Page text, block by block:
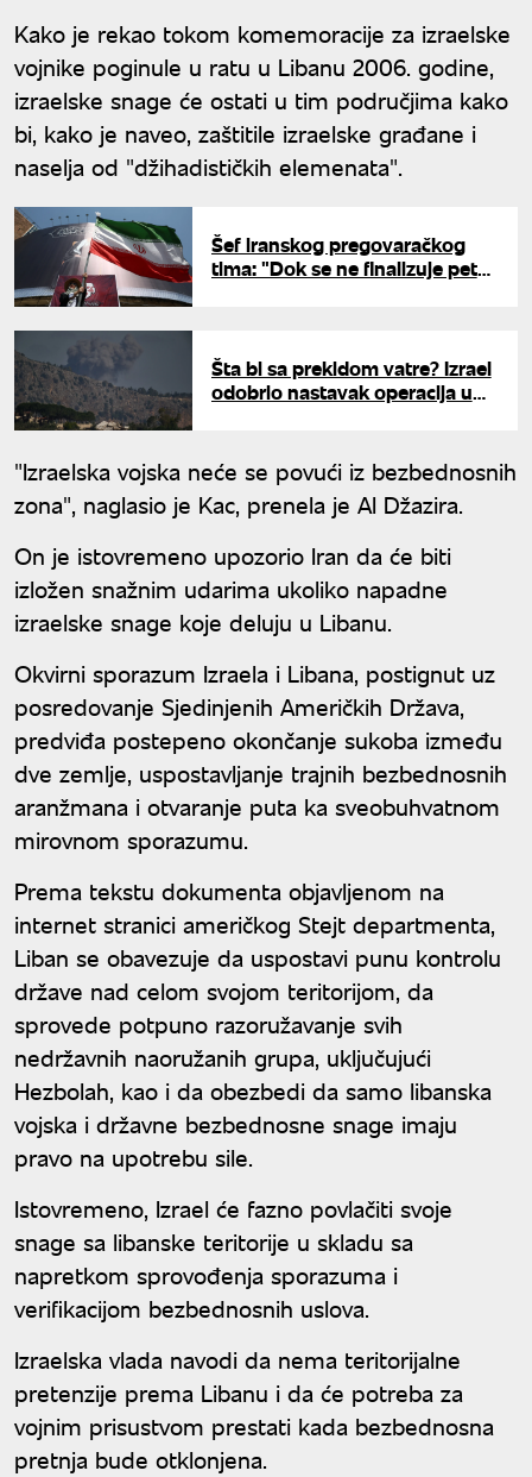
Kako je rekao tokom komemoracije za izraelske
vojnike poginule u ratu u Libanu 2006. godine,
izraelske snage će ostati u tim područjima kako
bi, kako je naveo, zaštitile izraelske građane i
naselja od "džihadističkih elemenata".
Šef iranskog pregovaračkog
tima: "Dok se ne finalizuje pet
Šta bi sa prekidom vatre? Izrael
odobrio nastavak operacija u
"Izraelska vojska neće se povući iz bezbednosnih
zona", naglasio je Kac, prenela je Al Džazira.
On je istovremeno upozorio Iran da će biti
izložen snažnim udarima ukoliko napadne
izraelske snage koje deluju u Libanu.
Okvirni sporazum Izraela i Libana, postignut uz
posredovanje Sjedinjenih Američkih Država,
predviđa postepeno okončanje sukoba između
dve zemlje, uspostavljanje trajnih bezbednosnih
aranžmana i otvaranje puta ka sveobuhvatnom
mirovnom sporazumu.
Prema tekstu dokumenta objavljenom na
internet stranici američkog Stejt departmenta,
Liban se obavezuje da uspostavi punu kontrolu
države nad celom svojom teritorijom, da
sprovede potpuno razoružavanje svih
nedržavnih naoružanih grupa, uključujući
Hezbolah, kao i da obezbedi da samo libanska
vojska i državne bezbednosne snage imaju
pravo na upotrebu sile.
Istovremeno, Izrael će fazno povlačiti svoje
snage sa libanske teritorije u skladu sa
napretkom sprovođenja sporazuma i
verifikacijom bezbednosnih uslova.
Izraelska vlada navodi da nema teritorijalne
pretenzije prema Libanu i da će potreba za
vojnim prisustvom prestati kada bezbednosna
pretnja bude otklonjena.